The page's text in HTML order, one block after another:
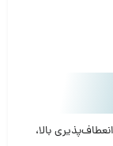
همچون انعطاف‌پذیری بالا،